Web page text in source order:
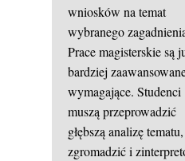
wniosków na temat
wybranego
Prace magisterskie są
bardziej
wymagające. Studenci
muszą przeprowadzić
głębszą analizę tematu,
zgromadzić i